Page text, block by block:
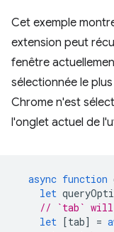
Cet exemple
extension peut
fenêtre
sélectionnée le
Chrome n'est
l'onglet actuel de
async function
let
// `tab` will
let [tab] =